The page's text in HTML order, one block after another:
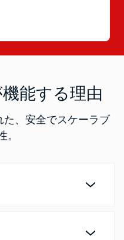
能する理由
、安全でスケーラブ